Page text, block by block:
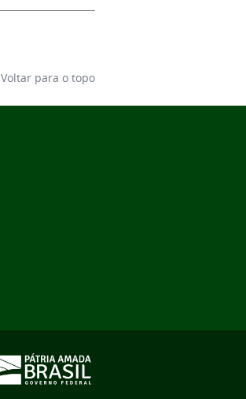
Voltar para o topo